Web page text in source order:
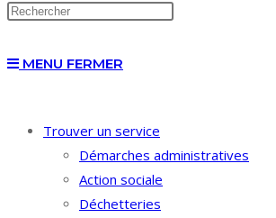
MENU FERMER
Trouver un service
Démarches administratives
Action sociale
Déchetteries